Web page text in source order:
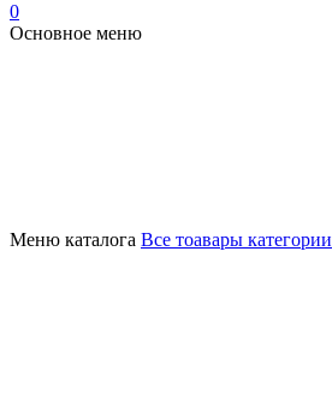
0
Основное меню
Меню каталога Все тоавары категории